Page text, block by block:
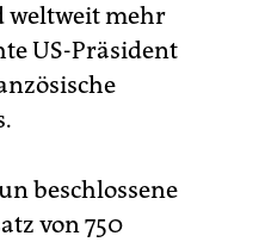
weltweit mehr
US-Präsident
beschlossene
von 750